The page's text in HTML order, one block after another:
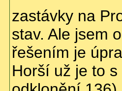
zastávky na
stav. Ale jsem
řešením je
Horší už je to